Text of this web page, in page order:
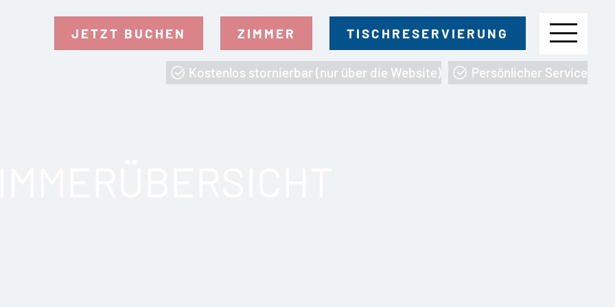
JETZT BUCHEN ZIMMER TISCHRESERVIERUNG Menu
Kostenlos stornierbar (nur über die Website) Persönlicher Service